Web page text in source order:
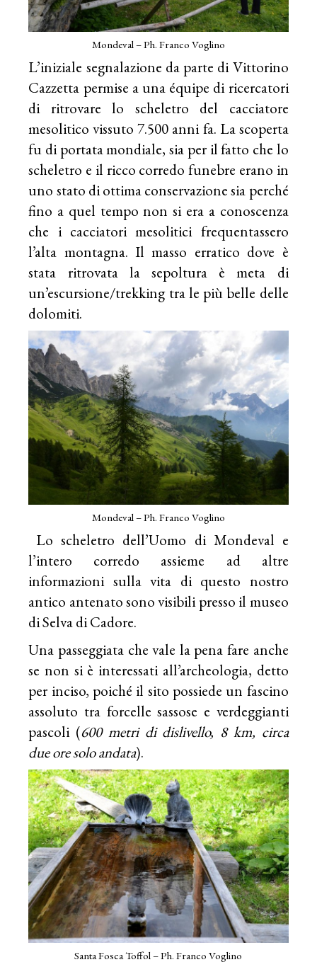
Mondeval – Ph. Franco Voglino
L’iniziale segnalazione da parte di Vittorino
Cazzetta permise a una équipe di ricercatori
di ritrovare lo scheletro del cacciatore
mesolitico vissuto 7.500 anni fa. La scoperta
fu di portata mondiale, sia per il fatto che lo
scheletro e il ricco corredo funebre erano in
uno stato di ottima conservazione sia perché
fino a quel tempo non si era a conoscenza
che i cacciatori mesolitici frequentassero
l’alta montagna. Il masso erratico dove è
stata ritrovata la sepoltura è meta di
un’escursione/trekking tra le più belle delle
dolomiti.
Mondeval – Ph. Franco Voglino
Lo scheletro dell’Uomo di Mondeval e
l’intero corredo assieme ad altre
informazioni sulla vita di questo nostro
antico antenato sono visibili presso il museo
di Selva di Cadore.
Una passeggiata che vale la pena fare anche
se non si è interessati all’archeologia, detto
per inciso, poiché il sito possiede un fascino
assoluto tra forcelle sassose e verdeggianti
pascoli (600 metri di dislivello, 8 km, circa
due ore solo andata).
Santa Fosca Toffol – Ph. Franco Voglino